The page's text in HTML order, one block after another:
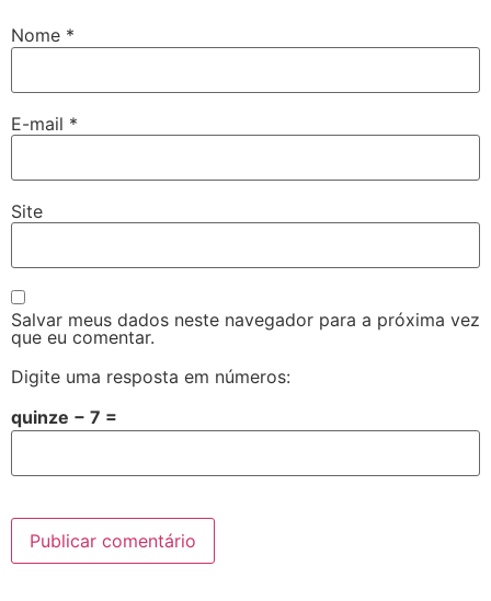
Nome *
E-mail *
Site
Salvar meus dados neste navegador para a próxima vez
que eu comentar.
Digite uma resposta em números:
quinze − 7 =